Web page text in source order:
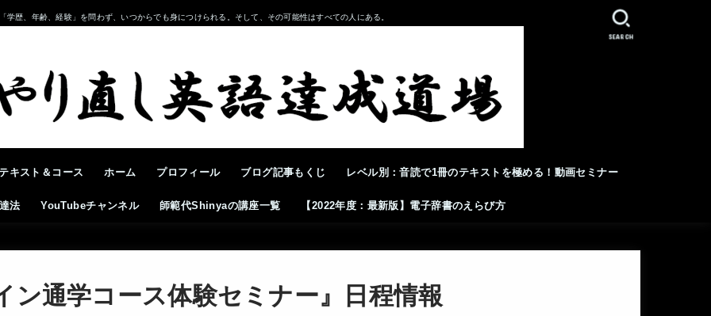
学歴、年齢、経験」を問わず、いつからでも身につけられる。そして、その可能性はすべての人にある。
キスト＆コース ホーム プロフィール ブログ記事もくじ レベル別：音読で1冊のテキストを極める！動画セミナー
法 YouTubeチャンネル 師範代Shinyaの講座一覧 【2022年度：最新版】電子辞書のえらび方
SEARCH
ン通学コース体験セミナー』日程情報